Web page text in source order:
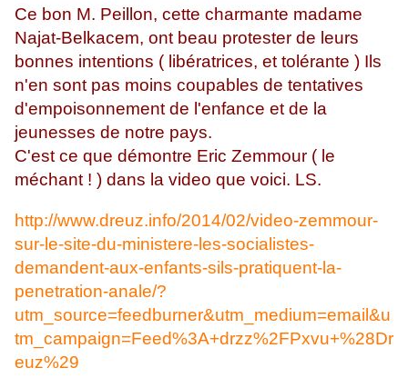
Ce bon M. Peillon, cette charmante madame
Najat-Belkacem, ont beau protester de leurs
bonnes intentions ( libératrices, et tolérante ) Ils
n'en sont pas moins coupables de tentatives
d'empoisonnement de l'enfance et de la
jeunesses de notre pays.
C'est ce que démontre Eric Zemmour ( le
méchant ! ) dans la video que voici. LS.
http://www.dreuz.info/2014/02/video-zemmour-
sur-le-site-du-ministere-les-socialistes-
demandent-aux-enfants-sils-pratiquent-la-
penetration-anale/?
utm_source=feedburner&utm_medium=email&u
tm_campaign=Feed%3A+drzz%2FPxvu+%28Dr
euz%29